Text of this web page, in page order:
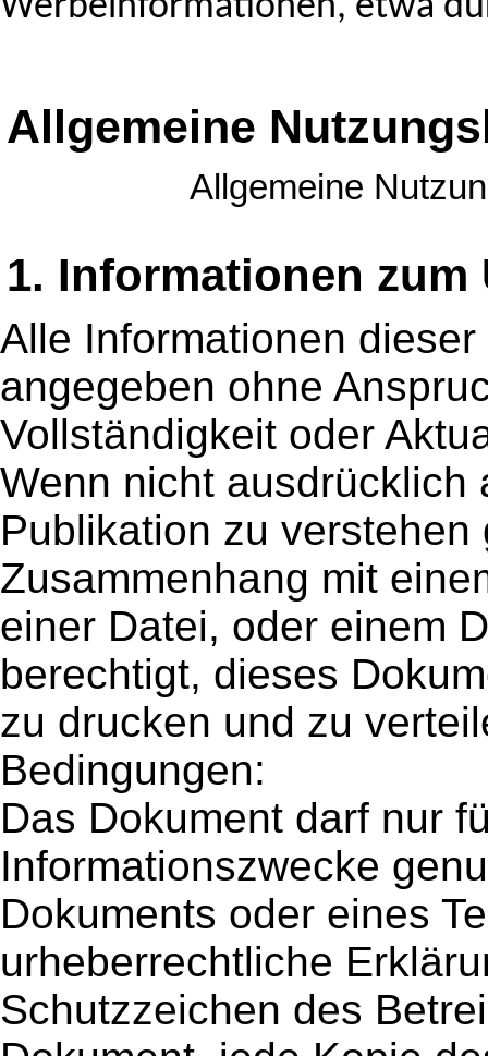
Allgemeine
Allgemeine
1. Informationen zum
Alle Informationen
angegeben ohne
Vollständigkeit oder
Wenn nicht ausdrücklich
Publikation zu
Zusammenhang mit
einer Datei, oder einem
berechtigt, dieses
zu drucken und zu
Bedingungen:
Das Dokument darf nur
Informationszwecke
Dokuments oder eines
urheberrechtliche
Schutzzeichen des